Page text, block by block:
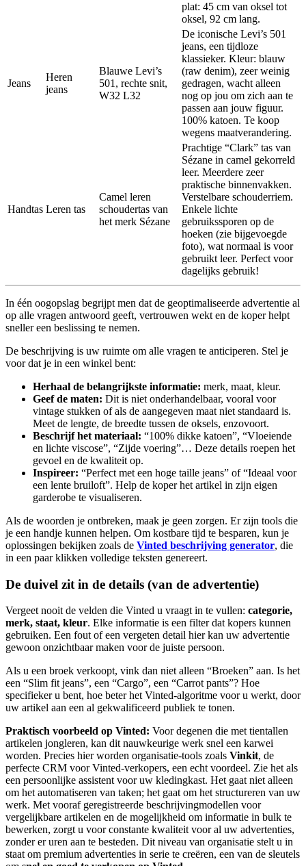
plat: 45 cm van oksel tot
oksel, 92 cm lang.
Jeans
Heren
jeans
Blauwe Levi’s
501, rechte snit,
W32 L32
De iconische Levi’s 501
jeans, een tijdloze
klassieker. Kleur: blauw
(raw denim), zeer weinig
gedragen, wacht alleen
nog op jou om zich aan te
passen aan jouw figuur.
100% katoen. Te koop
wegens maatverandering.
Handtas Leren tas
Camel leren
schoudertas van
het merk Sézane
Prachtige “Clark” tas van
Sézane in camel gekorreld
leer. Meerdere zeer
praktische binnenvakken.
Verstelbare schouderriem.
Enkele lichte
gebruikssporen op de
hoeken (zie bijgevoegde
foto), wat normaal is voor
gebruikt leer. Perfect voor
dagelijks gebruik!
In één oogopslag begrijpt men dat de geoptimaliseerde advertentie al
op alle vragen antwoord geeft, vertrouwen wekt en de koper helpt
sneller een beslissing te nemen.
De beschrijving is uw ruimte om alle vragen te anticiperen. Stel je
voor dat je in een winkel bent:
Herhaal de belangrijkste informatie: merk, maat, kleur.
Geef de maten: Dit is niet onderhandelbaar, vooral voor
vintage stukken of als de aangegeven maat niet standaard is.
Meet de lengte, de breedte tussen de oksels, enzovoort.
Beschrijf het materiaal: “100% dikke katoen”, “Vloeiende
en lichte viscose”, “Zijde voering”… Deze details roepen het
gevoel en de kwaliteit op.
Inspireer: “Perfect met een hoge taille jeans” of “Ideaal voor
een lente bruiloft”. Help de koper het artikel in zijn eigen
garderobe te visualiseren.
Als de woorden je ontbreken, maak je geen zorgen. Er zijn tools die
je een handje kunnen helpen. Om kostbare tijd te besparen, kun je
oplossingen bekijken zoals de Vinted beschrijving generator, die
in een paar klikken volledige teksten genereert.
De duivel zit in de details (van de advertentie)
Vergeet nooit de velden die Vinted u vraagt in te vullen: categorie,
merk, staat, kleur. Elke informatie is een filter dat kopers kunnen
gebruiken. Een fout of een vergeten detail hier kan uw advertentie
gewoon onzichtbaar maken voor de juiste persoon.
Als u een broek verkoopt, vink dan niet alleen “Broeken” aan. Is het
een “Slim fit jeans”, een “Cargo”, een “Carrot pants”? Hoe
specifieker u bent, hoe beter het Vinted-algoritme voor u werkt, door
uw artikel aan een al gekwalificeerd publiek te tonen.
Praktisch voorbeeld op Vinted: Voor degenen die met tientallen
artikelen jongleren, kan dit nauwkeurige werk snel een karwei
worden. Precies hier worden organisatie-tools zoals Vinkit, de
perfecte CRM voor Vinted-verkopers, een echt voordeel. Zie het als
een persoonlijke assistent voor uw kledingkast. Het gaat niet alleen
om het automatiseren van taken; het gaat om het structureren van uw
werk. Met vooraf geregistreerde beschrijvingmodellen voor
vergelijkbare artikelen en de mogelijkheid om informatie in bulk te
bewerken, zorgt u voor constante kwaliteit voor al uw advertenties,
zonder er uren aan te besteden. Dit niveau van organisatie stelt u in
staat om premium advertenties in serie te creëren, een van de sleutels